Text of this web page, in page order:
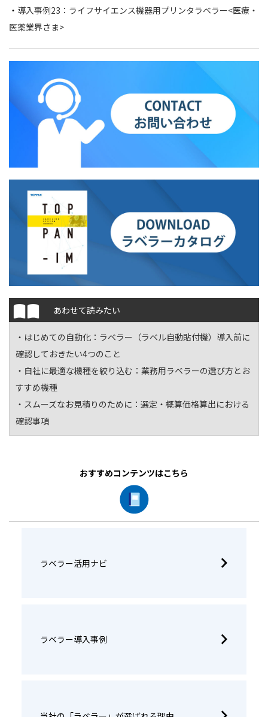
・ 導入事例23：ライフサイエンス機器用プリンタラベラー<医療・
医薬業界さま>
あわせて読みたい
・はじめての自動化： ラベラー（ラベル自動貼付機）導入前に
確認しておきたい4つのこと
・自社に最適な機種を絞り込む： 業務用ラベラーの選び方とお
すすめ機種
・スムーズなお見積りのために： 選定・概算価格算出における
確認事項
おすすめコンテンツはこちら
ラベラー活用ナビ
ラベラー導入事例